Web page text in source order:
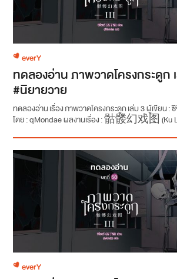
everY
ทดลองอ่าน ภาพวาดโครงกระดูก
#นิยายวาย
ทดลองอ่าน เรื่อง ภาพวาดโครงกระดูก เล่ม 3 ผู้เขียน :
โดย : qMondae ผลงานเรื่อง : 骷髅幻戏图 (Ku
everY